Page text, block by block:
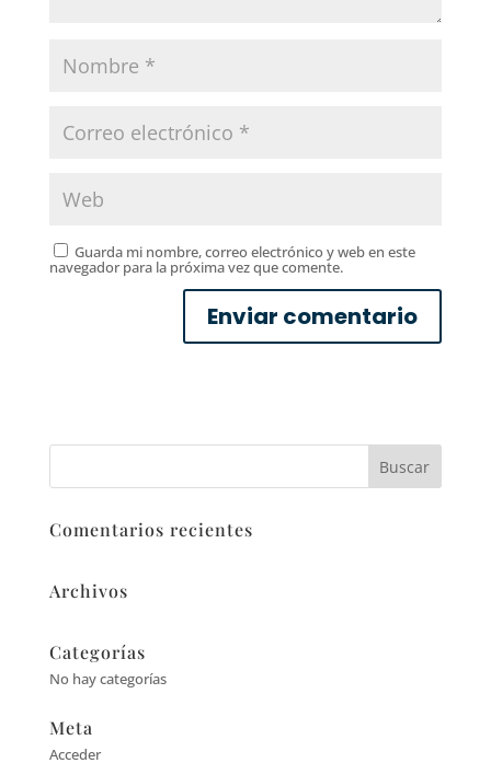
Guarda mi nombre, correo electrónico y web en este
navegador para la próxima vez que comente.
Comentarios recientes
Archivos
Categorías
No hay categorías
Meta
Acceder